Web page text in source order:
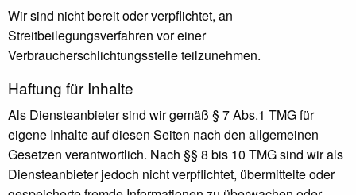
Wir sind nicht bereit oder verpflichtet, an
Streitbeilegungsverfahren vor einer
Verbraucherschlichtungsstelle teilzunehmen.
Haftung für Inhalte
Als Diensteanbieter sind wir gemäß § 7 Abs.1 TMG für
eigene Inhalte auf diesen Seiten nach den allgemeinen
Gesetzen verantwortlich. Nach §§ 8 bis 10 TMG sind wir als
Diensteanbieter jedoch nicht verpflichtet, übermittelte oder